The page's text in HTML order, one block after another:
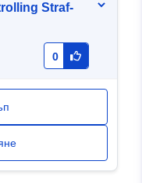
Straf-
0